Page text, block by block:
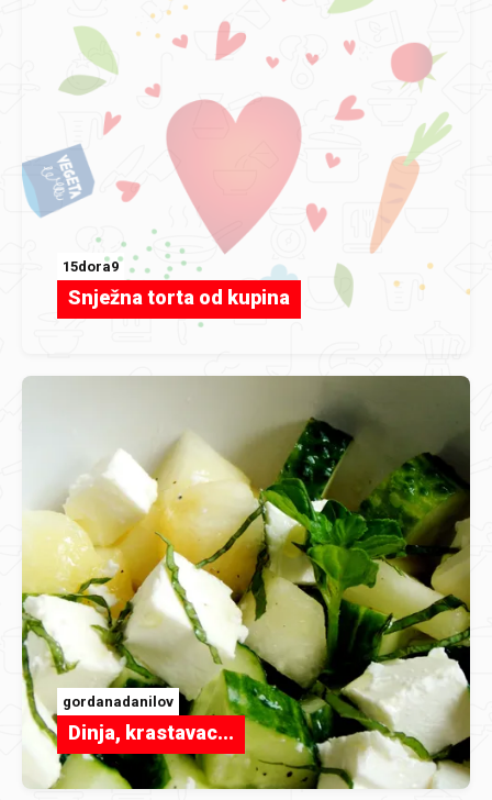
15dora9
Snježna torta od kupina
gordanadanilov
Dinja, krastavac...